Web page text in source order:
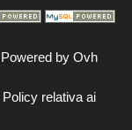
Powered by Ovh
Policy relativa ai